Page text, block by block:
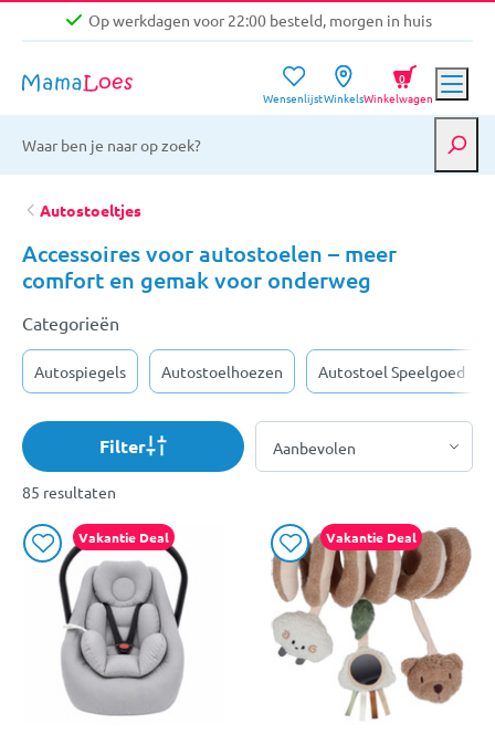
Op werkdagen voor 22:00 besteld, morgen in huis
Niet goed, geld terug garantie
Gratis verzending vanaf €39,-
Op werkdagen voor 22:00 besteld, morgen in huis
WensenlijstWinkelsWinkelwagen
0
Autostoeltjes
Accessoires voor autostoelen – meer
comfort en gemak voor onderweg
Categorieën
Autospiegels Autostoelhoezen Autostoel Speelgoed
Filter
85 resultaten
Vakantie Deal Vakantie Deal